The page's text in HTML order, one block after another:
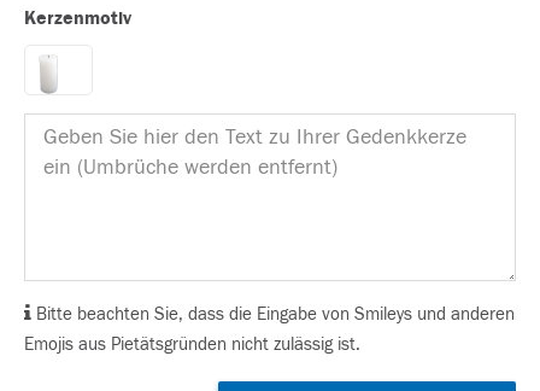
Kerzenmotiv
Bitte beachten Sie, dass die Eingabe von Smileys und anderen
Emojis aus Pietätsgründen nicht zulässig ist.